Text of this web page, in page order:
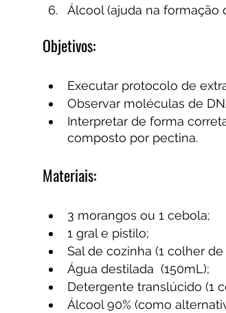
Álcool (ajuda na formação
Objetivos:
Executar protocolo de
Observar moléculas de
Interpretar de forma
composto por pectina.
Materiais:
3 morangos ou 1 cebola;
1 gral e pistilo;
Sal de cozinha (1 colher de
Água destilada  (150mL);
Detergente translúcido (1
Álcool 90% (como